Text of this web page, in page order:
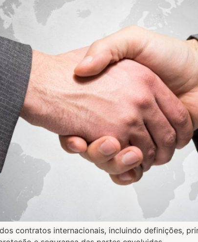
contratos internacionais, incluindo definições,